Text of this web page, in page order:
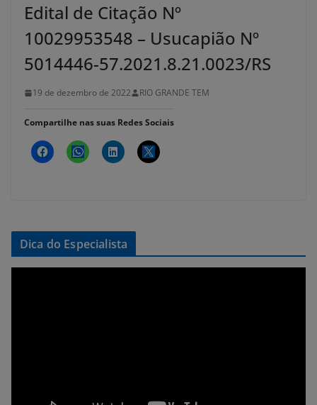
Edital de Citação Nº
10029953548 – Usucapião Nº
5014446-57.2021.8.21.0023/RS
19 de dezembro de 2022 RIO GRANDE TEM
Compartilhe nas suas Redes Sociais
Dica do Especialista